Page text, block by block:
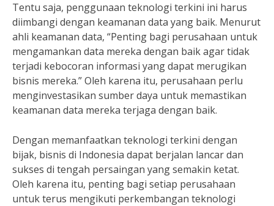
Tentu saja, penggunaan teknologi terkini ini harus
diimbangi dengan keamanan data yang baik. Menurut
ahli keamanan data, “Penting bagi perusahaan untuk
mengamankan data mereka dengan baik agar tidak
terjadi kebocoran informasi yang dapat merugikan
bisnis mereka.” Oleh karena itu, perusahaan perlu
menginvestasikan sumber daya untuk memastikan
keamanan data mereka terjaga dengan baik.
Dengan memanfaatkan teknologi terkini dengan
bijak, bisnis di Indonesia dapat berjalan lancar dan
sukses di tengah persaingan yang semakin ketat.
Oleh karena itu, penting bagi setiap perusahaan
untuk terus mengikuti perkembangan teknologi